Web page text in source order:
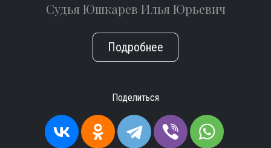
Судья Юшкарев Илья Юрьевич
Подробнее
Поделиться